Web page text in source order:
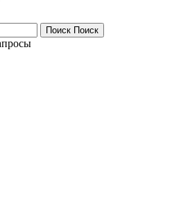
Поиск Поиск